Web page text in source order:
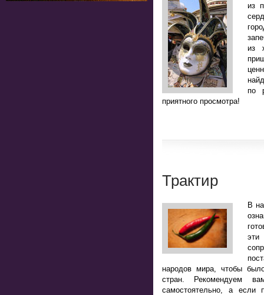
из
из
по
приятного просмотра!
Трактир
В
народов мира, чтобы
стран. Рекомендуем
самостоятельно, а если